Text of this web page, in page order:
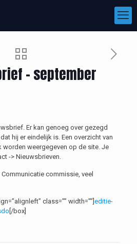
– september
Er kan genoeg over gezegd
hij er eindelijk is. Een overzicht van
worden weergegeven op de site. Je
-> Nieuwsbrieven.
commissie, veel
class=”” width=””] editie-
[/box]